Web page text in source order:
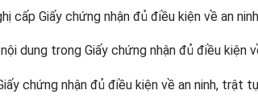
cấp Giấy chứng nhận đủ điều kiện về an
dung trong Giấy chứng nhận đủ điều kiện
chứng nhận đủ điều kiện về an ninh, trật